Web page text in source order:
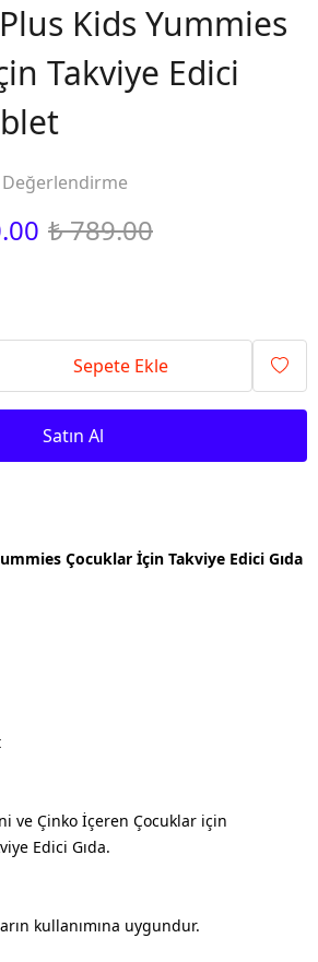
Kids Yummies
Takviye Edici
Değerlendirme
₺ 789.00
Sepete Ekle
Satın Al
Çocuklar İçin Takviye Edici Gıda
ve Çinko İçeren Çocuklar için
Edici Gıda.
kullanımına uygundur.